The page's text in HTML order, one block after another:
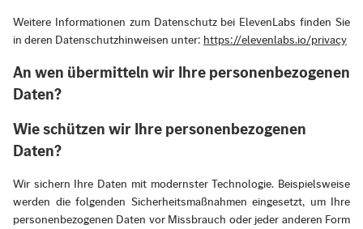
Weitere Informationen zum Datenschutz bei ElevenLabs finden Sie
in deren Datenschutzhinweisen unter: https://elevenlabs.io/privacy
An wen übermitteln wir Ihre personenbezogenen
Daten?
Wie schützen wir Ihre personenbezogenen
Daten?
Wir sichern Ihre Daten mit modernster Technologie. Beispielsweise
werden die folgenden Sicherheitsmaßnahmen eingesetzt, um Ihre
personenbezogenen Daten vor Missbrauch oder jeder anderen Form